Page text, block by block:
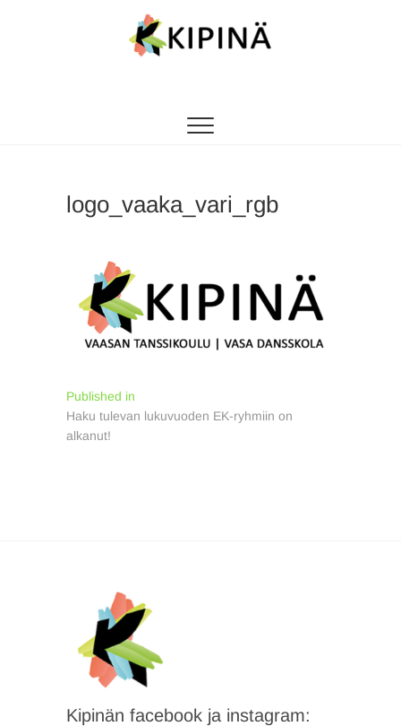
logo_vaaka_vari_rgb
Artikkelien
selaus
Published in
Haku tulevan lukuvuoden EK-ryhmiin on
alkanut!
Kipinän facebook ja instagram: